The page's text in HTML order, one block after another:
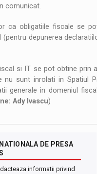
comunicat.
ca obligatiile fiscale se
(pentru depunerea
si IT se pot obtine prin
nu sunt inrolati in Spatiul
generale in domeniul
Ady Ivascu)
DE PRESA
informatii privind